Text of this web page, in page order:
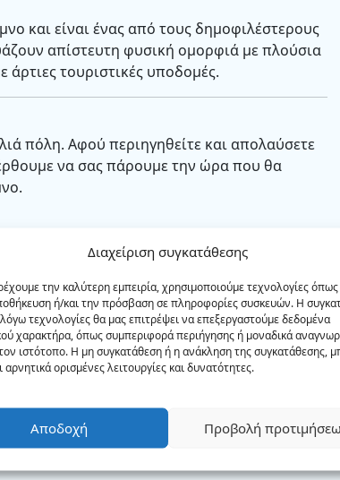
Διαχείριση συγκατάθεσης
την καλύτερη εμπειρία, χρησιμοποιούμε τεχνολογίες
ή/και την πρόσβαση σε πληροφορίες συσκευών. Η
λόγω τεχνολογίες θα μας επιτρέψει να επεξεργαστούμε δεδομένα
χαρακτήρα, όπως συμπεριφορά περιήγησης ή μοναδικά
ιστότοπο. Η μη συγκατάθεση ή η ανάκληση της συγκατάθεσης,
αρνητικά ορισμένες λειτουργίες και δυνατότητες.
Αποδοχή Προβολή
και είναι ένας από τους δημοφιλέστερους
απίστευτη φυσική ομορφιά με πλούσια
άρτιες τουριστικές υποδομές.
πόλη. Αφού περιηγηθείτε και απολαύσετε
να σας πάρουμε την ώρα που θα